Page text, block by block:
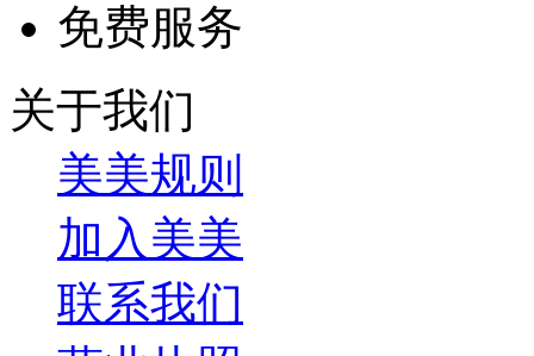
免费服务
关于我们
美美规则
加入美美
联系我们